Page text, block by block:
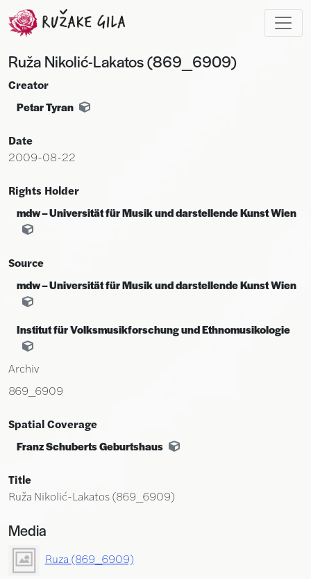
Skip to main content
Ruža Nikolić-Lakatos (869_6909)
Creator
Petar Tyran
Date
2009-08-22
Rights Holder
mdw – Universität für Musik und darstellende Kunst Wien
Source
mdw – Universität für Musik und darstellende Kunst Wien
Institut für Volksmusikforschung und Ethnomusikologie
Archiv
869_6909
Spatial Coverage
Franz Schuberts Geburtshaus
Title
Ruža Nikolić-Lakatos (869_6909)
Media
Ruza (869_6909)